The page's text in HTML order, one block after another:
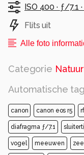
ISO 400 · ƒ/7.1 ·
Flits uit
Alle foto
Categorie Natuur
Automatische
canon canon eos r5
diafragma ƒ/7.1
vogel meeuwen